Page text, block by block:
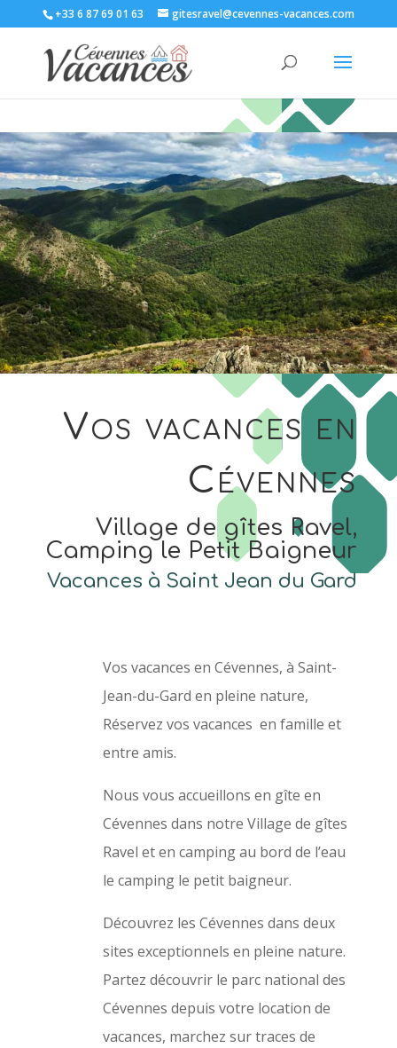
+33 6 87 69 01 63 gitesravel@cevennes-vacances.com
Vos vacances en
Cévennes
Village de gîtes Ravel,
Camping le Petit Baigneur
Vacances à Saint Jean du Gard
Vos vacances en Cévennes, à Saint-
Jean-du-Gard en pleine nature,
Réservez vos vacances en famille et
entre amis.
Nous vous accueillons en gîte en
Cévennes dans notre Village de gîtes
Ravel et en camping au bord de l’eau
le camping le petit baigneur.
Découvrez les Cévennes dans deux
sites exceptionnels en pleine nature.
Partez découvrir le parc national des
Cévennes depuis votre location de
vacances, marchez sur traces de